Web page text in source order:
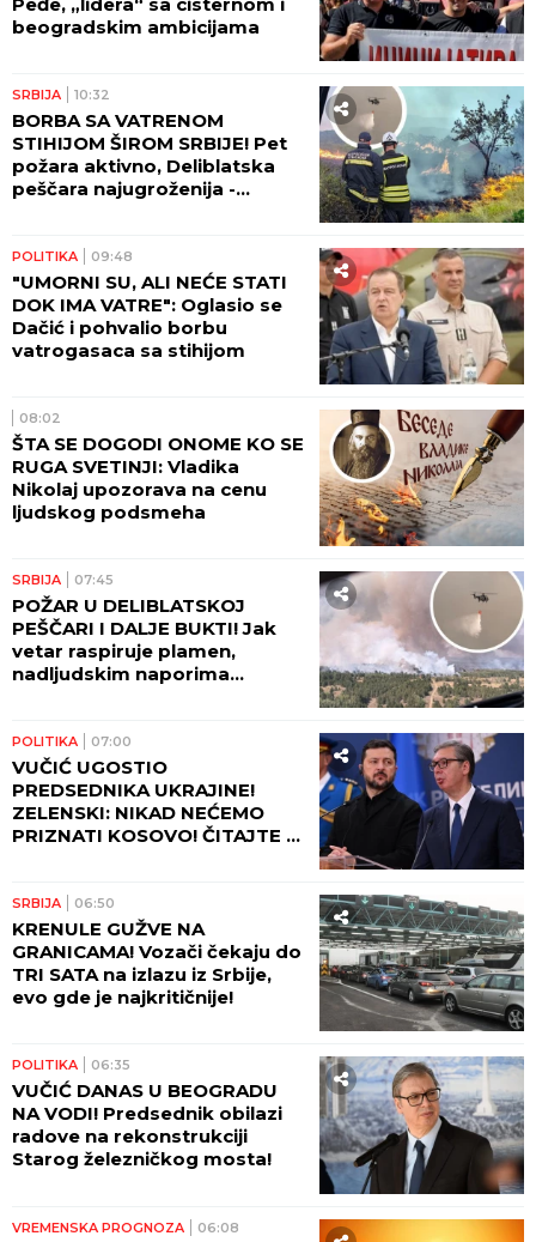
beogradskim ambicijama
SRBIJA 10:32
BORBA SA VATRENOM
STIHIJOM ŠIROM SRBIJE! Pet
požara aktivno, Deliblatska
peščara najugroženija -
POLITIKA 09:48
"UMORNI SU, ALI NEĆE STATI
DOK IMA VATRE": Oglasio se
Dačić i pohvalio borbu
vatrogasaca sa stihijom
08:02
ŠTA SE DOGODI ONOME KO SE
RUGA SVETINJI: Vladika
Nikolaj upozorava na cenu
ljudskog podsmeha
SRBIJA 07:45
POŽAR U DELIBLATSKOJ
PEŠČARI I DALJE BUKTI! Jak
vetar raspiruje plamen,
nadljudskim naporima
POLITIKA 07:00
VUČIĆ UGOSTIO
PREDSEDNIKA UKRAJINE!
ZELENSKI: NIKAD NEĆEMO
PRIZNATI KOSOVO! ČITAJTE U
SRBIJA 06:50
KRENULE GUŽVE NA
GRANICAMA! Vozači čekaju do
TRI SATA na izlazu iz Srbije,
evo gde je najkritičnije!
POLITIKA 06:35
VUČIĆ DANAS U BEOGRADU
NA VODI! Predsednik obilazi
radove na rekonstrukciji
Starog železničkog mosta!
VREMENSKA PROGNOZA 06:08